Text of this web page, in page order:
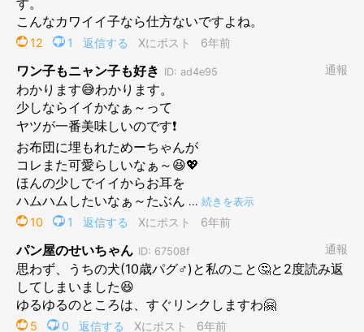
おふとんもだいすき
プロフィール
よしこ13才のパグ・めーと暮らしています。趣味は犬の漫画を
描くこと。著書に「パグまんが めー語」（河出書房新社）、
「めー先生ですよ」（幻冬舎）など。めーは食いしんぼうでよく
寝る犬です。よその人が大好き。